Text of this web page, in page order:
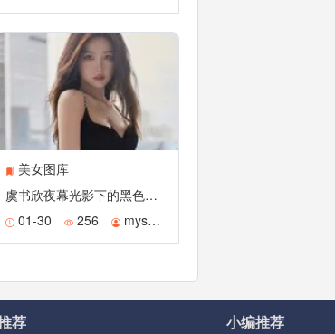
美女图库
虞书欣夜幕光影下的黑色诗篇
01-30
256 mysmile
荐 小编推荐